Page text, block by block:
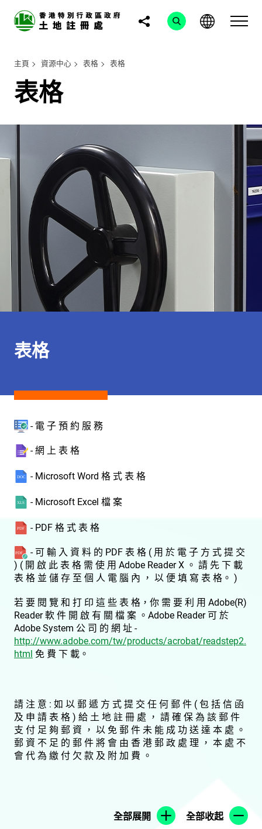
主頁 資源中心 表格 表格
表格
表格
- 電 子 預 約 服 務
- 網 上 表 格
- Microsoft Word 格 式 表 格
- Microsoft Excel 檔 案
- PDF 格 式 表 格
- 可 輸 入 資 料 的 PDF 表 格 ( 用 於 電 子 方 式 提 交
) ( 開 啟 此 表 格 需 使 用 Adobe Reader X 。 請 先 下 載
表 格 並 儲 存 至 個 人 電 腦 內 ， 以 便 填 寫 表 格。 )
若 要 閱 覽 和 打 印 這 些 表 格，你 需 要 利 用 Adobe(R)
Reader 軟 件 開 啟 有 關 檔 案 。Adobe Reader 可 於
Adobe System 公 司 的 網 址 -
http://www.adobe.com/tw/products/acrobat/readstep2.
html 免 費 下 載。
請 注 意 : 如 以 郵 遞 方 式 提 交 任 何 郵 件 ( 包 括 信 函
及 申 請 表 格 ) 給 土 地 註 冊 處 ， 請 確 保 為 該 郵 件
支 付 足 夠 郵 資 ， 以 免 郵 件 未 能 成 功 送 達 本 處 。
郵 資 不 足 的 郵 件 將 會 由 香 港 郵 政 處 理 ， 本 處 不
會 代 為 繳 付 欠 款 及 附 加 費 。
全部展開 全部收起